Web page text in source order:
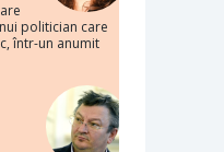
politician care
într-un anumit